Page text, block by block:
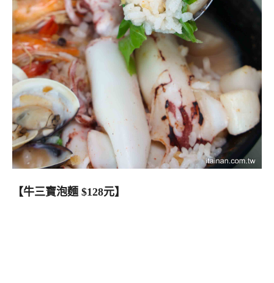
【牛三寶泡麵 $128元】